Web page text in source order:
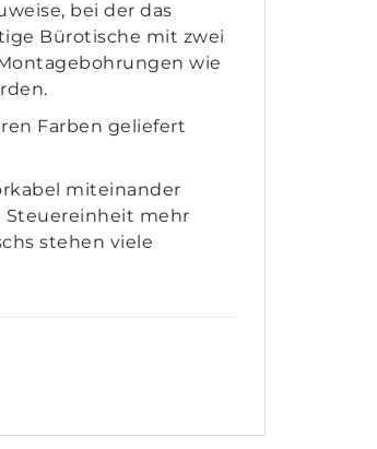
bei der das
Bürotische mit zwei
wie
Farben geliefert
miteinander
Steuereinheit mehr
stehen viele